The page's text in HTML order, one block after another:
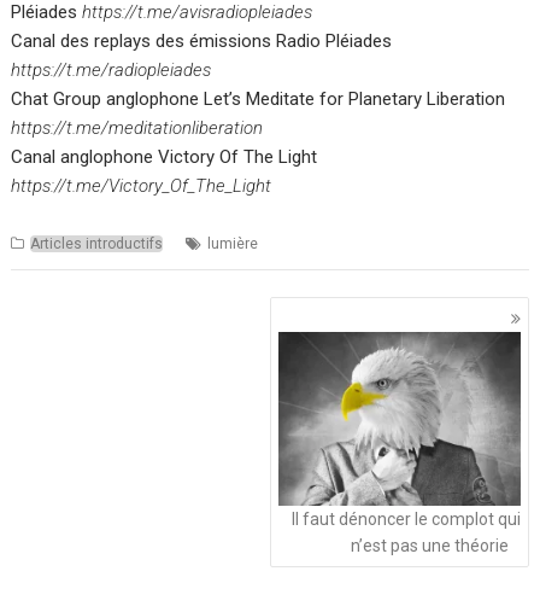
Pléiadeshttps://t.me/avisradiopleiades
Canal des replays des émissions Radio Pléiades
https://t.me/radiopleiades
Chat Group anglophone Let’s Meditate for Planetary Liberation
https://t.me/meditationliberation
Canal anglophone Victory Of The Light
https://t.me/Victory_Of_The_Light
Articles introductifs lumière
Il faut dénoncer le complot qui
n’est pas une théorie